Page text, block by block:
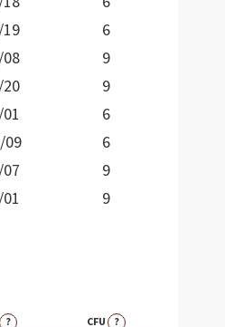
19
6
08
9
20
9
6
09
6
9
9
? CFU ?